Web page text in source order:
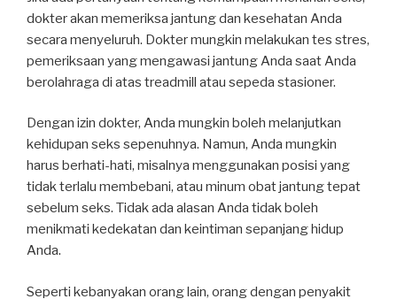
dokter akan memeriksa jantung dan kesehatan Anda
secara menyeluruh. Dokter mungkin melakukan tes stres,
pemeriksaan yang mengawasi jantung Anda saat Anda
berolahraga di atas treadmill atau sepeda stasioner.
Dengan izin dokter, Anda mungkin boleh melanjutkan
kehidupan seks sepenuhnya. Namun, Anda mungkin
harus berhati-hati, misalnya menggunakan posisi yang
tidak terlalu membebani, atau minum obat jantung tepat
sebelum seks. Tidak ada alasan Anda tidak boleh
menikmati kedekatan dan keintiman sepanjang hidup
Anda.
Seperti kebanyakan orang lain, orang dengan penyakit